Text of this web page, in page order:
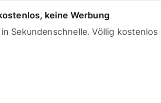
keine Werbung
Sekundenschnelle. Völlig